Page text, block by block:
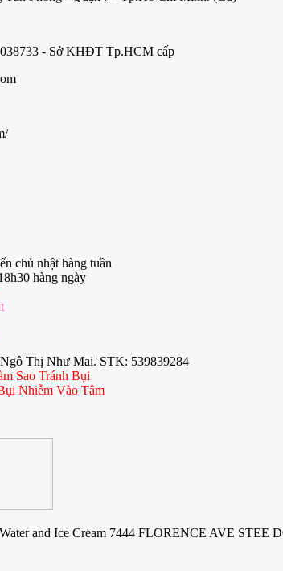
- Sở KHĐT Tp.HCM cấp
chủ nhật hàng tuần
hàng ngày
Thị Như Mai. STK: 539839284
Sao Tránh Bụi
Nhiễm Vào Tâm
and Ice Cream 7444 FLORENCE AVE STEE